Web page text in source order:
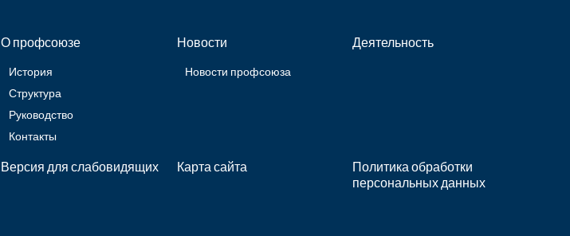
О профсоюзе
История
Структура
Руководство
Контакты
Новости
Новости профсоюза
Деятельность
Версия для слабовидящих Карта сайта
Политика обработки
персональных данных